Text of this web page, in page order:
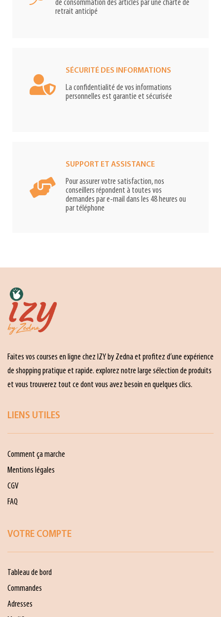
de consommation des articles par une charte de
retrait anticipé
SÉCURITÉ DES INFORMATIONS
La confidentialité de vos informations
personnelles est garantie et sécurisée
SUPPORT ET ASSISTANCE
Pour assurer votre satisfaction, nos
conseillers répondent à toutes vos
demandes par e-mail dans les 48 heures ou
par téléphone
Faites vos courses en ligne chez IZY by Zedna et profitez d’une expérience
de shopping pratique et rapide. explorez notre large sélection de produits
et vous trouverez tout ce dont vous avez besoin en quelques clics.
LIENS UTILES
Comment ça marche
Mentions légales
CGV
FAQ
VOTRE COMPTE
Tableau de bord
Commandes
Adresses